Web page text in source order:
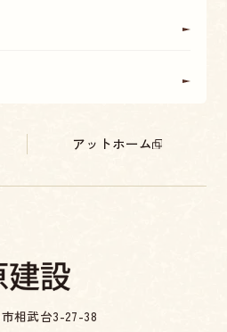
アットホーム
相武台3-27-38